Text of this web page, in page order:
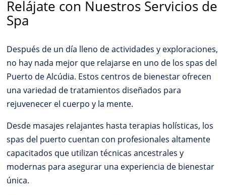
Relájate con Nuestros Servicios de
Spa
Después de un día lleno de actividades y exploraciones,
no hay nada mejor que relajarse en uno de los spas del
Puerto de Alcúdia. Estos centros de bienestar ofrecen
una variedad de tratamientos diseñados para
rejuvenecer el cuerpo y la mente.
Desde masajes relajantes hasta terapias holísticas, los
spas del puerto cuentan con profesionales altamente
capacitados que utilizan técnicas ancestrales y
modernas para asegurar una experiencia de bienestar
única.